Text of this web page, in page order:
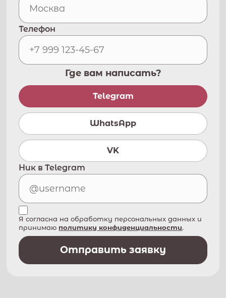
Телефон
Где вам написать?
Telegram
WhatsApp
VK
Ник в Telegram
Я согласна на обработку персональных данных и
принимаю политику конфиденциальности.
Отправить заявку